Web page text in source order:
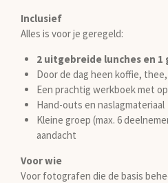
Inclusief
Alles is voor je geregeld:
2 uitgebreide lunches en 1
Door de dag heen koffie,
Een prachtig werkboek met
Hand-outs en naslagmateriaal
Kleine groep (max. 6
aandacht
Voor wie
Voor fotografen die de basis